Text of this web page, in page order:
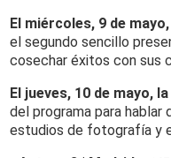
El miércoles, 9 de
el segundo sencillo
cosechar éxitos con sus
El jueves, 10 de mayo,
del programa para hablar
estudios de fotografía y